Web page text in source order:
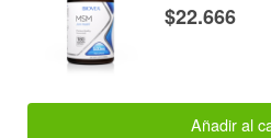
$22.666
Añadir al